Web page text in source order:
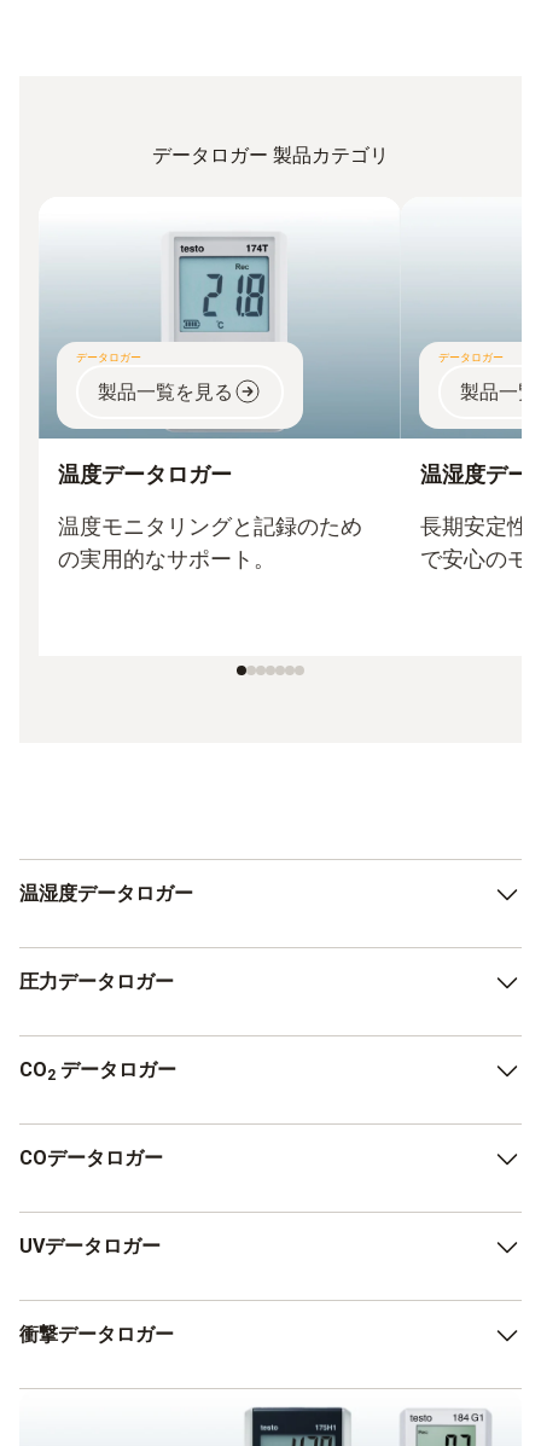
データロガー 製品カテゴリ
データロガー
製品一覧を見る
温度データロガー
温度モニタリングと記録のため
の実用的なサポート。
データロガー
製品一
温湿度デー
長期安定性
で安心のモ
温湿度データロガー
できるため、広く使用されています。
圧力データロガー
測定・記録します。
CO2 データロガー
定・記録します。
そのため、大学や幼稚園、オフィスなどで広く使用されて
COデータロガー
人体に有害な一酸化炭素（CO）を測定し、設定されたし
UVデータロガー
どで使用されます。光に敏感な展示物に影響を与える紫外
衝撃データロガー
衝撃データロガーは、輸送中の振動や衝撃を測定・記録し